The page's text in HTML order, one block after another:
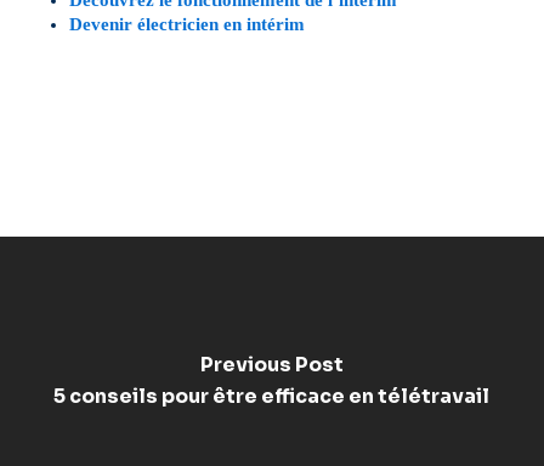
Devenir électricien en intérim
Previous Post
5 conseils pour être efficace en télétravail